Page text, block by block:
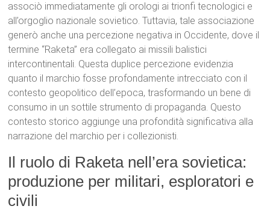
associò immediatamente gli orologi ai trionfi tecnologici e
all’orgoglio nazionale sovietico. Tuttavia, tale associazione
generò anche una percezione negativa in Occidente, dove il
termine “Raketa” era collegato ai missili balistici
intercontinentali. Questa duplice percezione evidenzia
quanto il marchio fosse profondamente intrecciato con il
contesto geopolitico dell’epoca, trasformando un bene di
consumo in un sottile strumento di propaganda. Questo
contesto storico aggiunge una profondità significativa alla
narrazione del marchio per i collezionisti.
Il ruolo di Raketa nell’era sovietica:
produzione per militari, esploratori e
civili